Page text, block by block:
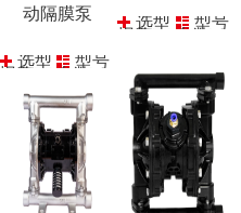
动隔膜泵
选型
报价
型号
参数
选型
报价
型号
参数